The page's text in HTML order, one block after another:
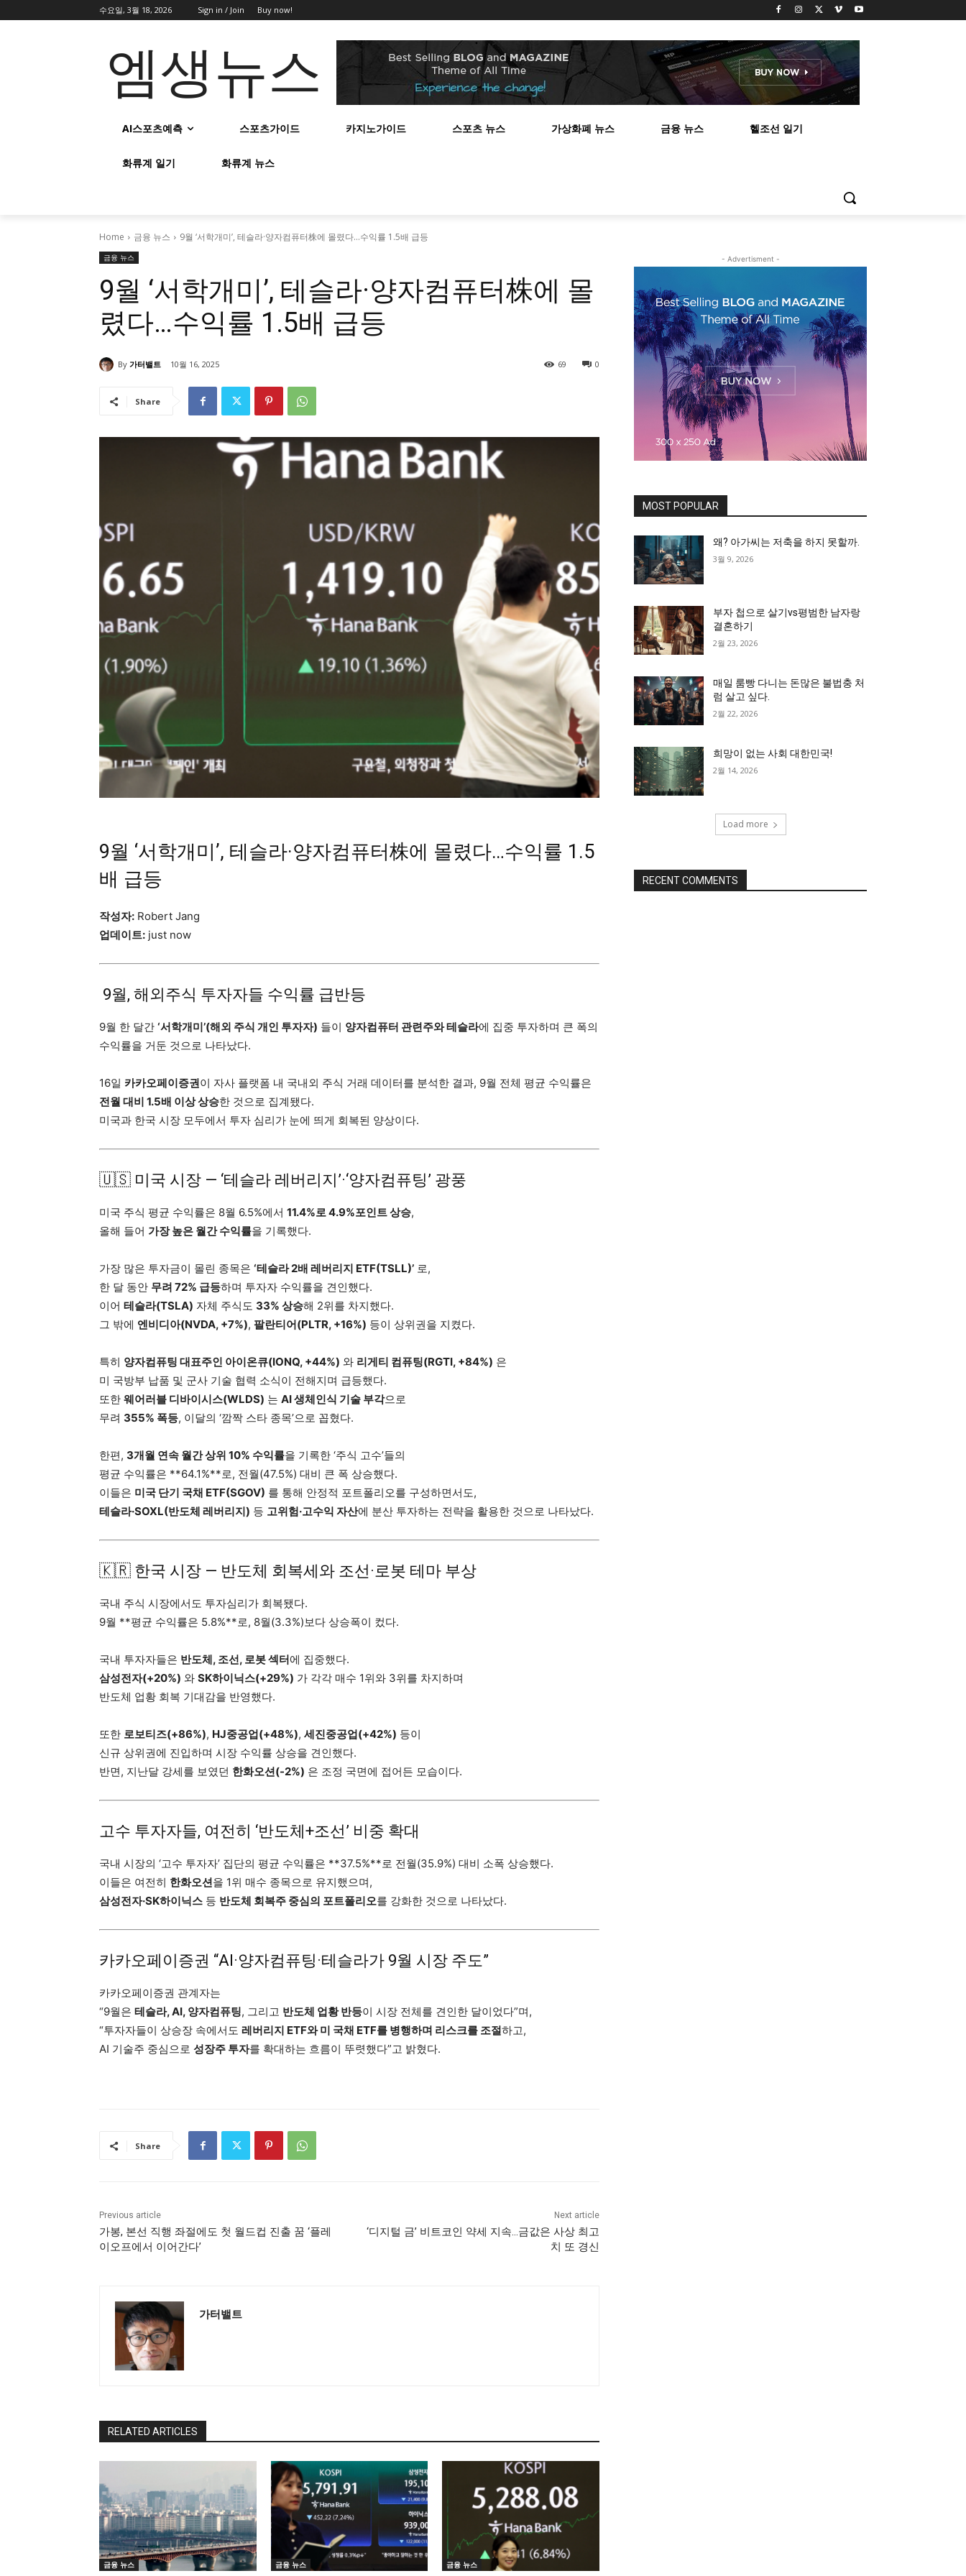
수요일, 3월 18, 2026 Sign in / Join Buy now!
엠생뉴스
AI스포츠예측 스포츠가이드 카지노가이드 스포츠 뉴스 가상화폐 뉴스 금융 뉴스 헬조선 일기
화류계 일기 화류계 뉴스
Home 금융 뉴스 9월 ‘서학개미’, 테슬라·양자컴퓨터株에 몰렸다…수익률 1.5배 급등
금융 뉴스
9월 ‘서학개미’, 테슬라·양자컴퓨터株에 몰
렸다…수익률 1.5배 급등
By 가터밸트 10월 16, 2025 0
69
Share
9월 ‘서학개미’, 테슬라·양자컴퓨터株에 몰렸다…수익률 1.5
배 급등
작성자: Robert Jang
업데이트: just now
9월, 해외주식 투자자들 수익률 급반등
9월 한 달간 ‘서학개미’(해외 주식 개인 투자자) 들이 양자컴퓨터 관련주와 테슬라에 집중 투자하며 큰 폭의
수익률을 거둔 것으로 나타났다.
16일 카카오페이증권이 자사 플랫폼 내 국내외 주식 거래 데이터를 분석한 결과, 9월 전체 평균 수익률은
전월 대비 1.5배 이상 상승한 것으로 집계됐다.
미국과 한국 시장 모두에서 투자 심리가 눈에 띄게 회복된 양상이다.
🇺🇸 미국 시장 — ‘테슬라 레버리지’·‘양자컴퓨팅’ 광풍
미국 주식 평균 수익률은 8월 6.5%에서 11.4%로 4.9%포인트 상승,
올해 들어 가장 높은 월간 수익률을 기록했다.
가장 많은 투자금이 몰린 종목은 ‘테슬라 2배 레버리지 ETF(TSLL)’ 로,
한 달 동안 무려 72% 급등하며 투자자 수익률을 견인했다.
이어 테슬라(TSLA) 자체 주식도 33% 상승해 2위를 차지했다.
그 밖에 엔비디아(NVDA, +7%), 팔란티어(PLTR, +16%) 등이 상위권을 지켰다.
특히 양자컴퓨팅 대표주인 아이온큐(IONQ, +44%) 와 리게티 컴퓨팅(RGTI, +84%) 은
미 국방부 납품 및 군사 기술 협력 소식이 전해지며 급등했다.
또한 웨어러블 디바이시스(WLDS) 는 AI 생체인식 기술 부각으로
무려 355% 폭등, 이달의 ‘깜짝 스타 종목’으로 꼽혔다.
한편, 3개월 연속 월간 상위 10% 수익률을 기록한 ‘주식 고수’들의
평균 수익률은 **64.1%**로, 전월(47.5%) 대비 큰 폭 상승했다.
이들은 미국 단기 국채 ETF(SGOV) 를 통해 안정적 포트폴리오를 구성하면서도,
테슬라·SOXL(반도체 레버리지) 등 고위험·고수익 자산에 분산 투자하는 전략을 활용한 것으로 나타났다.
🇰🇷 한국 시장 — 반도체 회복세와 조선·로봇 테마 부상
국내 주식 시장에서도 투자심리가 회복됐다.
9월 **평균 수익률은 5.8%**로, 8월(3.3%)보다 상승폭이 컸다.
국내 투자자들은 반도체, 조선, 로봇 섹터에 집중했다.
삼성전자(+20%) 와 SK하이닉스(+29%) 가 각각 매수 1위와 3위를 차지하며
반도체 업황 회복 기대감을 반영했다.
또한 로보티즈(+86%), HJ중공업(+48%), 세진중공업(+42%) 등이
신규 상위권에 진입하며 시장 수익률 상승을 견인했다.
반면, 지난달 강세를 보였던 한화오션(-2%) 은 조정 국면에 접어든 모습이다.
고수 투자자들, 여전히 ‘반도체+조선’ 비중 확대
국내 시장의 ‘고수 투자자’ 집단의 평균 수익률은 **37.5%**로 전월(35.9%) 대비 소폭 상승했다.
이들은 여전히 한화오션을 1위 매수 종목으로 유지했으며,
삼성전자·SK하이닉스 등 반도체 회복주 중심의 포트폴리오를 강화한 것으로 나타났다.
카카오페이증권 “AI·양자컴퓨팅·테슬라가 9월 시장 주도”
카카오페이증권 관계자는
“9월은 테슬라, AI, 양자컴퓨팅, 그리고 반도체 업황 반등이 시장 전체를 견인한 달이었다”며,
“투자자들이 상승장 속에서도 레버리지 ETF와 미 국채 ETF를 병행하며 리스크를 조절하고,
AI 기술주 중심으로 성장주 투자를 확대하는 흐름이 뚜렷했다”고 밝혔다.
Share
Previous article
가봉, 본선 직행 좌절에도 첫 월드컵 진출 꿈 ‘플레
이오프에서 이어간다’
Next article
‘디지털 금’ 비트코인 약세 지속…금값은 사상 최고
치 또 경신
가터밸트
RELATED ARTICLES
금융 뉴스 금융 뉴스 금융 뉴스
- Advertisment -
MOST POPULAR
왜? 아가씨는 저축을 하지 못할까.
3월 9, 2026
부자 첩으로 살기vs평범한 남자랑
결혼하기
2월 23, 2026
매일 룸빵 다니는 돈많은 불법충 처
럼 살고 싶다.
2월 22, 2026
희망이 없는 사회 대한민국!
2월 14, 2026
Load more
RECENT COMMENTS